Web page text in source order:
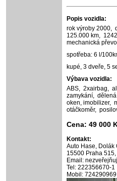
Popis vozidla:
rok výroby 2000,
125.000 km,
mechanická
spotřeba: 6 l/
kupé, 3 dveře, 5
Výbava vozidla:
ABS, 2xairbag,
zamykání,
oken, imobilizer,
otáčkoměr,
Cena: 49 000
Kontakt:
Auto Hase, Dolák
15500 Praha
Email:
Tel: 222356670-1
Mobil: 724290969